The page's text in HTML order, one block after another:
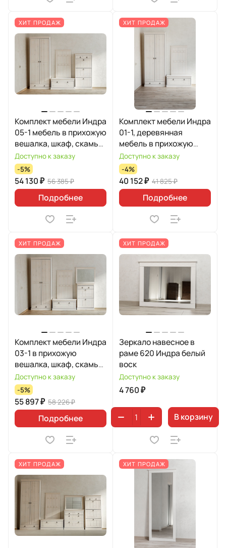
ХИТ ПРОДАЖ
Комплект мебели Индра
05-1 мебель в прихожую
вешалка, шкаф, скамья,
обувница 31
Доступно к заказу
-5%
54 130 ₽ 56 385 ₽
Подробнее
ХИТ ПРОДАЖ
Комплект мебели Индра
01-1, деревянная
мебель в прихожую
вешалка, шкаф, скамья
Доступно к заказу
-4%
40 152 ₽ 41 825 ₽
Подробнее
ХИТ ПРОДАЖ
Комплект мебели Индра
03-1 в прихожую
вешалка, шкаф, скамья,
обувница 21, зеркало
малое
Доступно к заказу
-5%
55 897 ₽ 58 226 ₽
Подробнее
ХИТ ПРОДАЖ
Зеркало навесное в
раме 620 Индра белый
воск
Доступно к заказу
4 760 ₽
В корзину
ХИТ ПРОДАЖ ХИТ ПРОДАЖ